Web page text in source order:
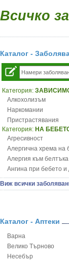
Всичко
Каталог -
Категория:
Алкохолизъм
Наркомании
Пристрастявания
Категория: НА
Агресивност
Алергична хрема на
Алергия към
Ангина при бебето и
Анемия при бебето
Апетит - пълни деца
Бронхиална астма
Варицела
Висока температура
Възпаление на
Виж всички
Каталог - Аптеки
Варна
Велико Търново
Несебър